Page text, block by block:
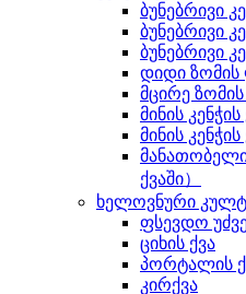
ბუნებრივი
ბუნებრივი
ბუნებრივი
დიდი
მცირე ზომის
მინის კენჭის
მინის კენჭის
მანათობელი
ქვაში）
ხელოვნური
ფსევდო
ციხის ქვა
პორტალის
კირქვა